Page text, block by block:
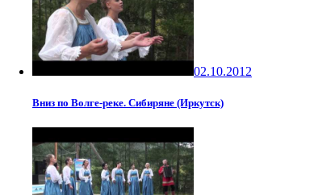
02.10.2012
Вниз по Волге-реке. Сибиряне (Иркутск)